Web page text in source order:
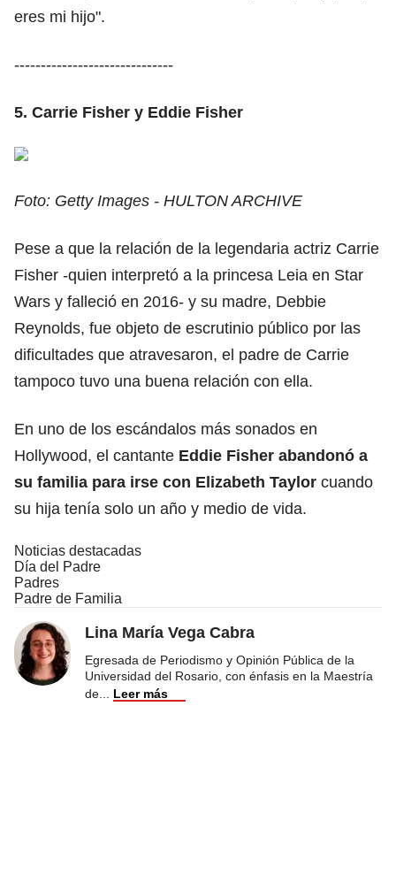
eres mi hijo".
------------------------------
5. Carrie Fisher y Eddie Fisher
Foto: Getty Images - HULTON ARCHIVE
Pese a que la relación de la legendaria actriz Carrie
Fisher -quien interpretó a la princesa Leia en Star
Wars y falleció en 2016- y su madre, Debbie
Reynolds, fue objeto de escrutinio público por las
dificultades que atravesaron, el padre de Carrie
tampoco tuvo una buena relación con ella.
En uno de los escándalos más sonados en
Hollywood, el cantante Eddie Fisher abandonó a
su familia para irse con Elizabeth Taylor cuando
su hija tenía solo un año y medio de vida.
Noticias destacadas
Día del Padre
Padres
Padre de Familia
Lina María Vega Cabra
Egresada de Periodismo y Opinión Pública de la
Universidad del Rosario, con énfasis en la Maestría
de
Leer más